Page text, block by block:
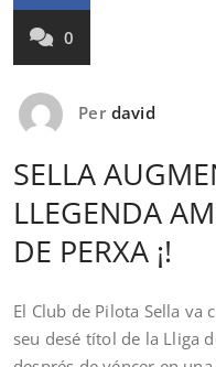
0
Per david
SELLA
LLEGENDA
DE PERXA ¡!
El Club de Pilota Sella va
seu desé títol de la Lliga